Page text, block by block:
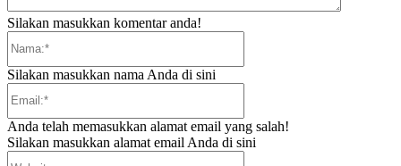
Silakan masukkan komentar anda!
Silakan masukkan nama Anda di sini
Anda telah memasukkan alamat email yang salah!
Silakan masukkan alamat email Anda di sini